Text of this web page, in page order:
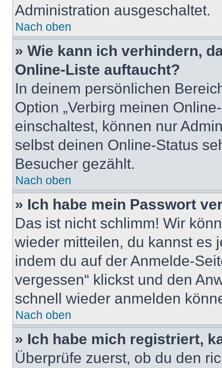
Administration ausgeschaltet.
Nach oben
» Wie kann ich verhindern,
Online-Liste auftaucht?
In deinem persönlichen
Option „Verbirg meinen
einschaltest, können nur
selbst deinen Online-Status
Besucher gezählt.
Nach oben
» Ich habe mein Passwort
Das ist nicht schlimm! Wir
wieder mitteilen, du kannst es
indem du auf der Anmelde-
vergessen“ klickst und den
schnell wieder anmelden
Nach oben
» Ich habe mich registriert,
Überprüfe zuerst, ob du den